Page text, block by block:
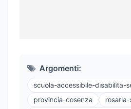
Argomenti:
scuola-accessibile-disabilita-
provincia-cosenza